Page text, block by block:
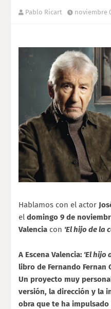
Pablo Ricart noviembre
Hablamos con el actor
el domingo 9 de
Valencia con 'El hijo de la
A Escena Valencia: 'El hijo
libro de Fernando Fernan
Un proyecto muy
versión, la dirección y la
obra que te ha